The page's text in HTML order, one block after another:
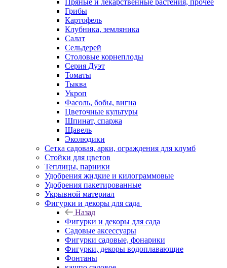
Пряные и лекарственные растения, прочее
Грибы
Картофель
Клубника, земляника
Салат
Сельдерей
Столовые корнеплоды
Серия Дуэт
Томаты
Тыква
Укроп
Фасоль, бобы, вигна
Цветочные культуры
Шпинат, спаржа
Щавель
Эколюдики
Сетка садовая, арки, ограждения для клумб
Стойки для цветов
Теплицы, парники
Удобрения жидкие и килограммовые
Удобрения пакетированные
Укрывной материал
Фигурки и декоры для сада
Назад
Фигурки и декоры для сада
Садовые аксессуары
Фигурки садовые, фонарики
Фигурки, декоры водоплавающие
Фонтаны